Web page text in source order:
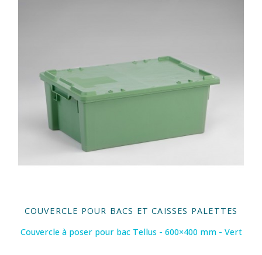
COUVERCLE POUR BACS ET CAISSES PALETTES
Couvercle à poser pour bac Tellus - 600×400 mm - Vert